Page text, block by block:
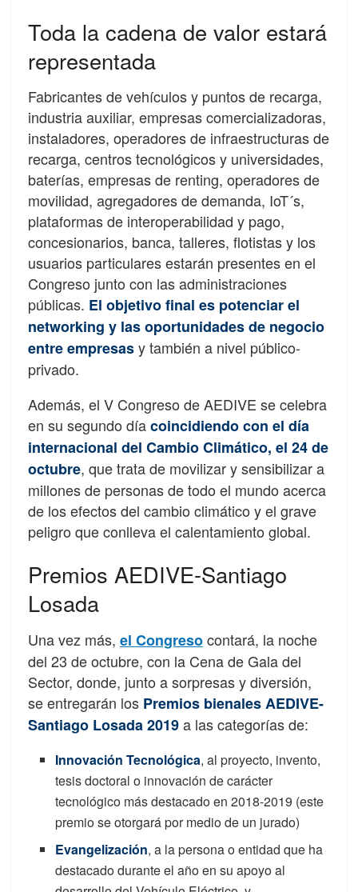
Toda la cadena de valor estará
representada
Fabricantes de vehículos y puntos de recarga,
industria auxiliar, empresas comercializadoras,
instaladores, operadores de infraestructuras de
recarga, centros tecnológicos y universidades,
baterías, empresas de renting, operadores de
movilidad, agregadores de demanda, IoT´s,
plataformas de interoperabilidad y pago,
concesionarios, banca, talleres, flotistas y los
usuarios particulares estarán presentes en el
Congreso junto con las administraciones
públicas. El objetivo final es potenciar el
networking y las oportunidades de negocio
entre empresasy también a nivel público-
privado.
Además, el V Congreso de AEDIVE se celebra
en su segundo díacoincidiendo con el día
internacional del Cambio Climático, el 24 de
octubre, que trata de movilizar y sensibilizar a
millones de personas de todo el mundo acerca
de los efectos del cambio climático y el grave
peligro que conlleva el calentamiento global.
Premios AEDIVE-Santiago
Losada
Una vez más, el Congresocontará, la noche
del 23 de octubre, con la Cena de Gala del
Sector, donde, junto a sorpresas y diversión,
se entregarán los Premios bienales AEDIVE-
Santiago Losada 2019a las categorías de:
Innovación Tecnológica, al proyecto, invento,
tesis doctoral o innovación de carácter
tecnológico más destacado en 2018-2019 (este
premio se otorgará por medio de un jurado)
Evangelización, a la persona o entidad que ha
destacado durante el año en su apoyo al